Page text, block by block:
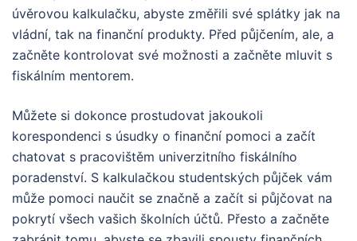
úvěrovou kalkulačku, abyste změřili své splátky jak na
vládní, tak na finanční produkty. Před půjčením, ale, a
začněte kontrolovat své možnosti a začněte mluvit s
fiskálním mentorem.
Můžete si dokonce prostudovat jakoukoli
korespondenci s úsudky o finanční pomoci a začít
chatovat s pracovištěm univerzitního fiskálního
poradenství. S kalkulačkou studentských půjček vám
může pomoci naučit se značně a začít si půjčovat na
pokrytí všech vašich školních účtů. Přesto a začněte